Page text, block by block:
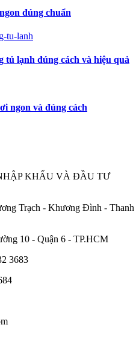
đúng chuẩn
tủ lạnh đúng cách và hiệu quả
ngon và đúng cách
KHẨU VÀ ĐẦU TƯ
Trạch - Khương Đình - Thanh
10 - Quận 6 - TP.HCM
3683